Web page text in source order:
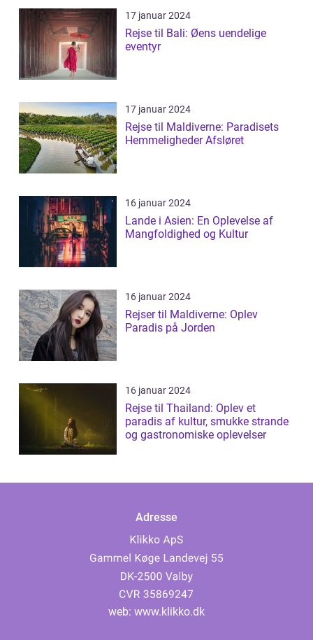
17 januar 2024
Rejse til Bali: Øens uendelige
eventyr
17 januar 2024
Rejse til Maldiverne: Paradisets
Hemmeligheder Afsløret
16 januar 2024
Lande i Asien: En Oplevelse af
Mangfoldighed og Kultur
16 januar 2024
Rejser til Maldiverne: Oplev
Paradis på Jorden
16 januar 2024
Rejse til Thailand: Oplev et
paradis af kultur, smukke strande
og gastronomiske oplevelser
Adresse
web: www.klikko.dk